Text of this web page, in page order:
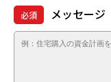
必須 メッセージ